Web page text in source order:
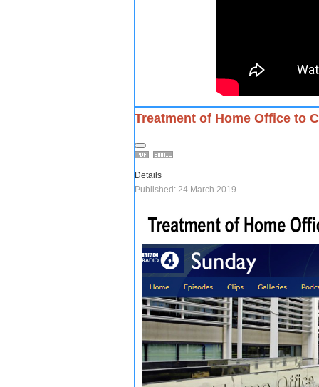
Treatment of Home Office to
Details
Published: 24 March 2019